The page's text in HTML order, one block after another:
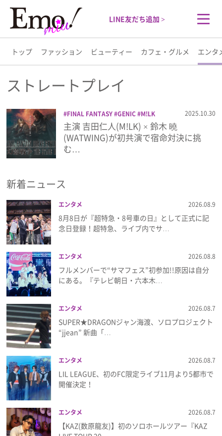
LINE友だち追加 >
トップ ファッション ビューティー カフェ・グルメ エンタ
トップ
ファッション
ビューティー
カフェ・グルメ
エンタメ
ライフスタイル
プレゼント
インタビュー
フィルム
Emoメン
ランキング
Emo!miuとは？
免責事項
ストレートプレイ
FINAL FANTASY GENIC
M!LK
WATWING スクウェア・エニックス
ストレートプレイ 原因は自分にある。
吉田仁人
武藤 潤 福澤希空 舞台
鈴木
曉
雨宮 翔
2025.10.30
主演 吉田仁人(M!LK) × 鈴木 曉
(WATWING)が初共演で宿命対決に挑
む…
新着ニュース
エンタメ 2026.08.9
8月8日が『超特急・8号車の日』として正式に記
念日登録！超特急、ライブ内でサ…
エンタメ 2026.08.8
フルメンバーで“サマフェス”初参加!!原因は自分
にある。『テレビ朝日・六本木…
エンタメ 2026.08.7
SUPER★DRAGONジャン海渡、ソロプロジェクト
“jjean” 新曲「…
エンタメ 2026.08.7
LIL LEAGUE、初のFC限定ライブ11月より5都市で
開催決定！
エンタメ 2026.08.7
【KAZ(数原龍友)】初のソロホールツアー『KAZ